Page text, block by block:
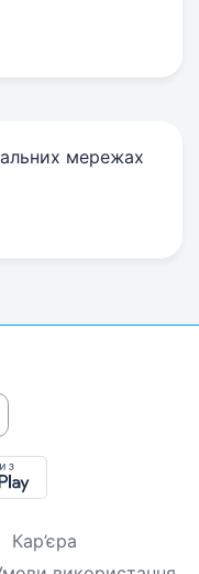
мережах
Кар’єра